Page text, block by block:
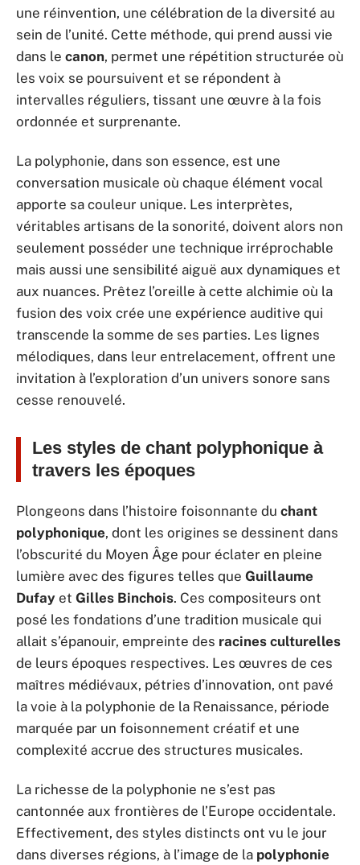
une réinvention, une célébration de la diversité au
sein de l’unité. Cette méthode, qui prend aussi vie
dans le canon, permet une répétition structurée où
les voix se poursuivent et se répondent à
intervalles réguliers, tissant une œuvre à la fois
ordonnée et surprenante.
La polyphonie, dans son essence, est une
conversation musicale où chaque élément vocal
apporte sa couleur unique. Les interprètes,
véritables artisans de la sonorité, doivent alors non
seulement posséder une technique irréprochable
mais aussi une sensibilité aiguë aux dynamiques et
aux nuances. Prêtez l’oreille à cette alchimie où la
fusion des voix crée une expérience auditive qui
transcende la somme de ses parties. Les lignes
mélodiques, dans leur entrelacement, offrent une
invitation à l’exploration d’un univers sonore sans
cesse renouvelé.
Les styles de chant polyphonique à
travers les époques
Plongeons dans l’histoire foisonnante du chant
polyphonique, dont les origines se dessinent dans
l’obscurité du Moyen Âge pour éclater en pleine
lumière avec des figures telles que Guillaume
Dufay et Gilles Binchois. Ces compositeurs ont
posé les fondations d’une tradition musicale qui
allait s’épanouir, empreinte des racines culturelles
de leurs époques respectives. Les œuvres de ces
maîtres médiévaux, pétries d’innovation, ont pavé
la voie à la polyphonie de la Renaissance, période
marquée par un foisonnement créatif et une
complexité accrue des structures musicales.
La richesse de la polyphonie ne s’est pas
cantonnée aux frontières de l’Europe occidentale.
Effectivement, des styles distincts ont vu le jour
dans diverses régions, à l’image de la polyphonie